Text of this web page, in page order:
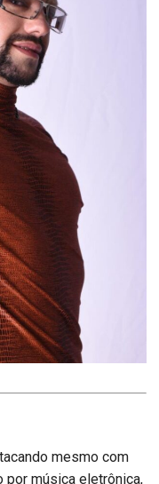
mesmo com
por música eletrônica,